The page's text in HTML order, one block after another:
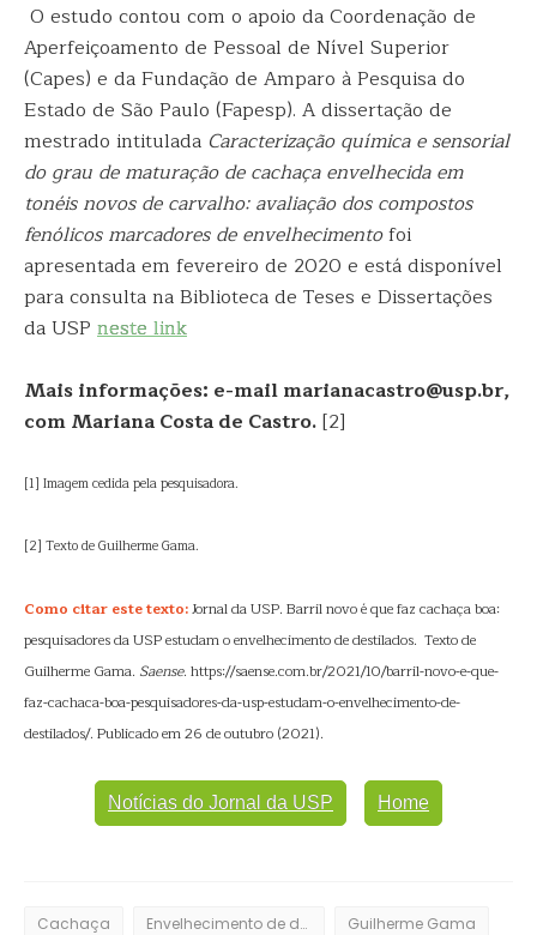
O estudo contou com o apoio da Coordenação de
Aperfeiçoamento de Pessoal de Nível Superior
(Capes) e da Fundação de Amparo à Pesquisa do
Estado de São Paulo (Fapesp). A dissertação de
mestrado intitulada Caracterização química e sensorial
do grau de maturação de cachaça envelhecida em
tonéis novos de carvalho: avaliação dos compostos
fenólicos marcadores de envelhecimentofoi
apresentada em fevereiro de 2020 e está disponível
para consulta na Biblioteca de Teses e Dissertações
da USP neste link
Mais informações: e-mail marianacastro@usp.br,
com Mariana Costa de Castro.[2]
[1] Imagem cedida pela pesquisadora.
[2] Texto de Guilherme Gama.
Como citar este texto:Jornal da USP. Barril novo é que faz cachaça boa:
pesquisadores da USP estudam o envelhecimento de destilados. Texto de
Guilherme Gama. Saense. https://saense.com.br/2021/10/barril-novo-e-que-
faz-cachaca-boa-pesquisadores-da-usp-estudam-o-envelhecimento-de-
destilados/. Publicado em 26 de outubro (2021).
Notícias do Jornal da USP Home
Cachaça Envelhecimento de destilados Guilherme Gama